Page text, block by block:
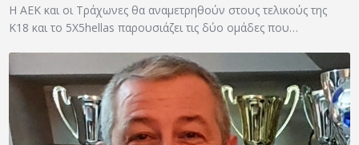
Η ΑΕΚ και οι Τράχωνες θα αναμετρηθούν στους τελικούς της
Κ18 και το 5X5hellas παρουσιάζει τις δύο ομάδες που…